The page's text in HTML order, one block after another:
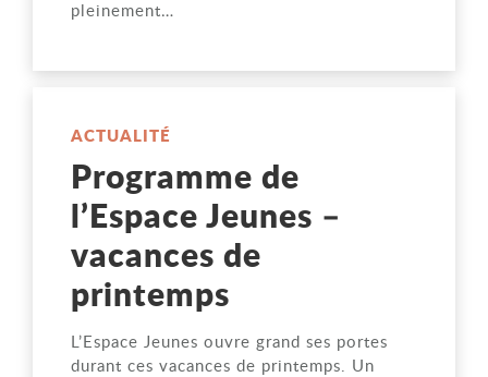
pleinement…
ACTUALITÉ
Programme de
l’Espace Jeunes –
vacances de
printemps
L’Espace Jeunes ouvre grand ses portes
durant ces vacances de printemps. Un